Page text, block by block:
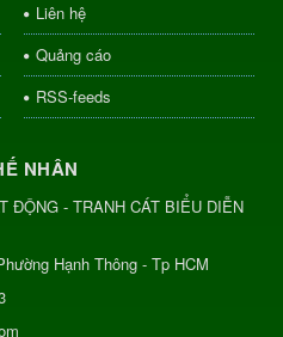
Liên hệ
Quảng cáo
RSS-feeds
NHÂN
ĐỘNG - TRANH CÁT BIỂU DIỄN
Hạnh Thông - Tp HCM